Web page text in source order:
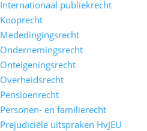
Internationaal publiekrecht
Kooprecht
Mededingingsrecht
Ondernemingsrecht
Onteigeningsrecht
Overheidsrecht
Pensioenrecht
Personen- en familierecht
Prejudiciële uitspraken HvJEU